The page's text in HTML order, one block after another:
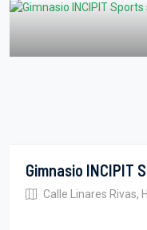
Gimnasio INCIPIT
Calle Linares Rivas,